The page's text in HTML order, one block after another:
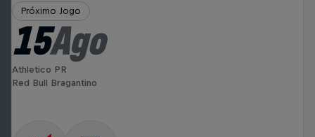
Próximo Jogo
15Ago
Athletico PR
Red Bull Bragantino